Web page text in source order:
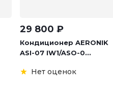
29 800 ₽
Кондиционер AERONIK
ASI-07 IW1/ASO-0...
Нет оценок